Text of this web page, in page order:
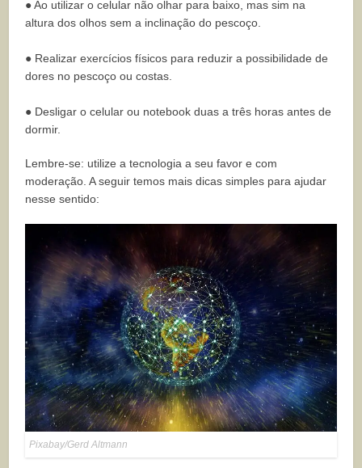
● Ao utilizar o celular não olhar para baixo, mas sim na
altura dos olhos sem a inclinação do pescoço.
● Realizar exercícios físicos para reduzir a possibilidade de
dores no pescoço ou costas.
● Desligar o celular ou notebook duas a três horas antes de
dormir.
Lembre-se: utilize a tecnologia a seu favor e com
moderação. A seguir temos mais dicas simples para ajudar
nesse sentido:
Pixabay/Gerd Altmann